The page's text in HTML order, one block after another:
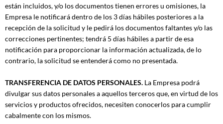
están incluidos, y/o los documentos tienen errores u omisiones, la
Empresa le notificará dentro de los 3 días hábiles posteriores a la
recepción de la solicitud y le pedirá los documentos faltantes y/o las
correcciones pertinentes; tendrá 5 días hábiles a partir de esa
notificación para proporcionar la información actualizada, de lo
contrario, la solicitud se entenderá como no presentada.
TRANSFERENCIA DE DATOS PERSONALES. La Empresa podrá
divulgar sus datos personales a aquellos terceros que, en virtud de los
servicios y productos ofrecidos, necesiten conocerlos para cumplir
cabalmente con los mismos.